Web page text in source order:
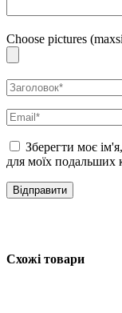
Choose pictures
Зберегти моє
для моїх подальших
Схожі товари